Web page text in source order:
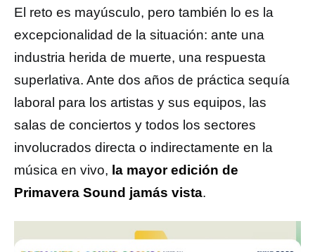
El reto es mayúsculo, pero también lo es la
excepcionalidad de la situación: ante una
industria herida de muerte, una respuesta
superlativa. Ante dos años de práctica sequía
laboral para los artistas y sus equipos, las
salas de conciertos y todos los sectores
involucrados directa o indirectamente en la
música en vivo, la mayor edición de
Primavera Sound jamás vista.